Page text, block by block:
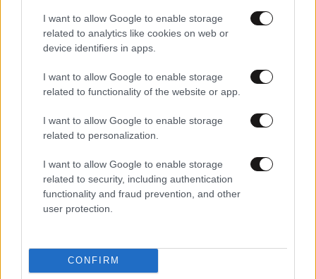
I want to allow Google to enable storage
related to analytics like cookies on web or
device identifiers in apps.
I want to allow Google to enable storage
related to functionality of the website or app.
I want to allow Google to enable storage
related to personalization.
I want to allow Google to enable storage
related to security, including authentication
functionality and fraud prevention, and other
user protection.
CONFIRM
ρόλο της ΕΛΑΣ. Ο αστυνομικός αναλαμβάνει
αυξημένες επιχειρησιακές, διοικητικές και νομικές
υποχρεώσεις. Η Ελληνική Αστυνομία καλείται πλέον
ταυτοποίησης, να διαχειρίζεται βιομετρικά δεδομένα
ευρωπαϊκούς οργανισμούς και πληροφοριακά
συστήματα. Με άλλα λόγια, η Ελληνική Αστυνομία
μετατρέπεται σε βασικό πυλώνα εφαρμογής του
νέου ευρωπαϊκού πλαισίου μετανάστευσης και
ασύλου. Και εδώ γεννάται ένα εύλογο ερώτημα:
υπάρχει στο βαθμό που πρέπει, η αντίστοιχη
να εφαρμόσουν αυτό το ιδιαίτερα απαιτητικό